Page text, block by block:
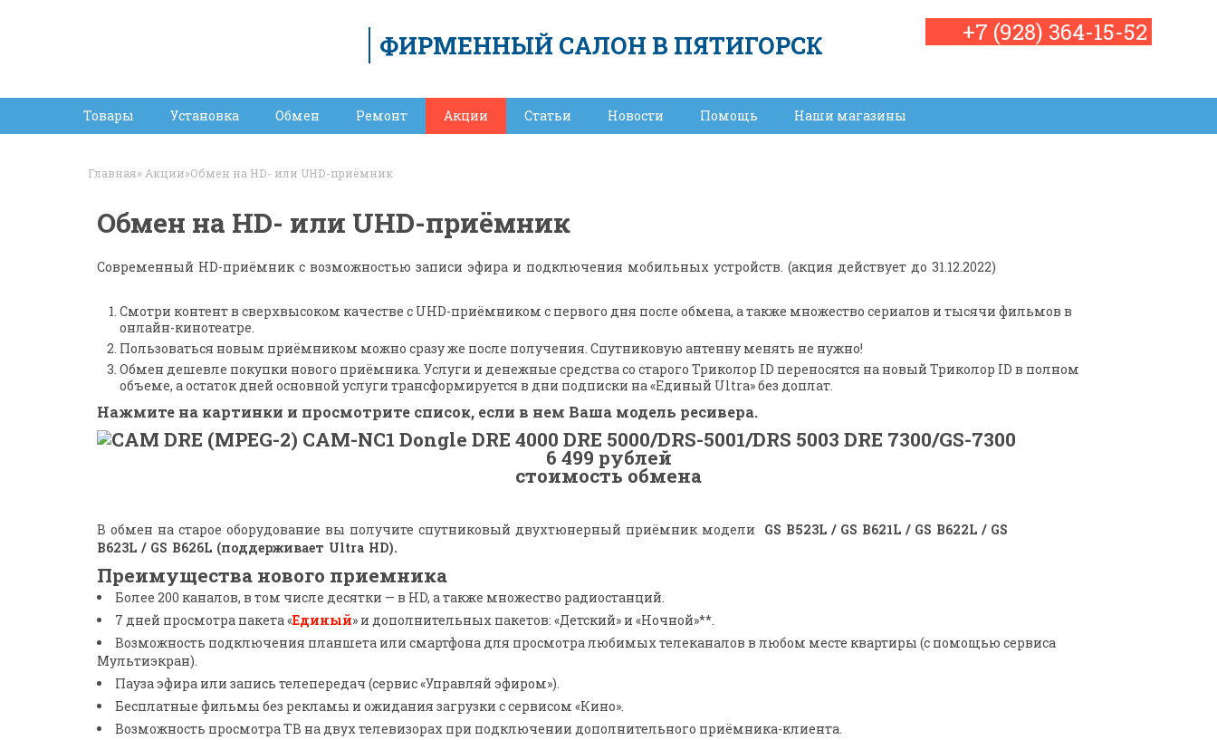
ФИРМЕННЫЙ САЛОН В ПЯТИГОРСК +7 (928) 364-15-52
Товары Установка Обмен Ремонт Акции Статьи Новости Помощь Наши магазины
Главная» Акции»Обмен на HD- или UHD-приёмник
Обмен на HD- или UHD-приёмник
Современный HD-приёмник с возможностью записи эфира и подключения мобильных устройств. (акция действует до 31.12.2022)
Смотри контент в сверхвысоком качестве с UHD-приёмником с первого дня после обмена, а также множество сериалов и тысячи фильмов в
онлайн-кинотеатре.
Пользоваться новым приёмником можно сразу же после получения. Спутниковую антенну менять не нужно!
Обмен дешевле покупки нового приёмника. Услуги и денежные средства со старого Триколор ID переносятся на новый Триколор ID в полном
объеме, а остаток дней основной услуги трансформируется в дни подписки на «Единый Ultra» без доплат.
Нажмите на картинки и просмотрите список, если в нем Ваша модель ресивера.
6 499 рублей
стоимость обмена
В обмен на старое оборудование вы получите спутниковый двухтюнерный приёмник модели
GS B523L / GS B621L / GS B622L / GS
B623L / GS B626L (поддерживает Ultra HD).
Преимущества нового приемника
Более 200 каналов, в том числе десятки — в HD, а также множество радиостанций.
7 дней просмотра пакета «Единый» и дополнительных пакетов: «Детский» и «Ночной»**.
Возможность подключения планшета или смартфона для просмотра любимых телеканалов в любом месте квартиры (с помощью сервиса
Мультиэкран).
Пауза эфира или запись телепередач (сервис «Управляй эфиром»).
Бесплатные фильмы без рекламы и ожидания загрузки с сервисом «Кино».
Возможность просмотра ТВ на двух телевизорах при подключении дополнительного приёмника-клиента.